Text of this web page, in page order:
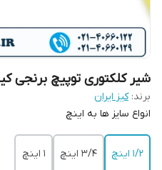
شیر کلکتوری توپیچ برنجی
برند: کیز ایران
انواع سایز ها به اینچ
1/2 اینچ 3/4 اینچ 1 اینچ